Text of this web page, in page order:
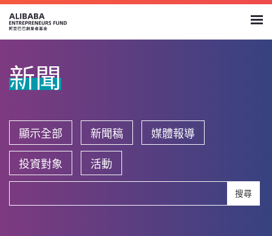
新聞
顯示全部 新聞稿 媒體報導
投資對象 活動
搜尋